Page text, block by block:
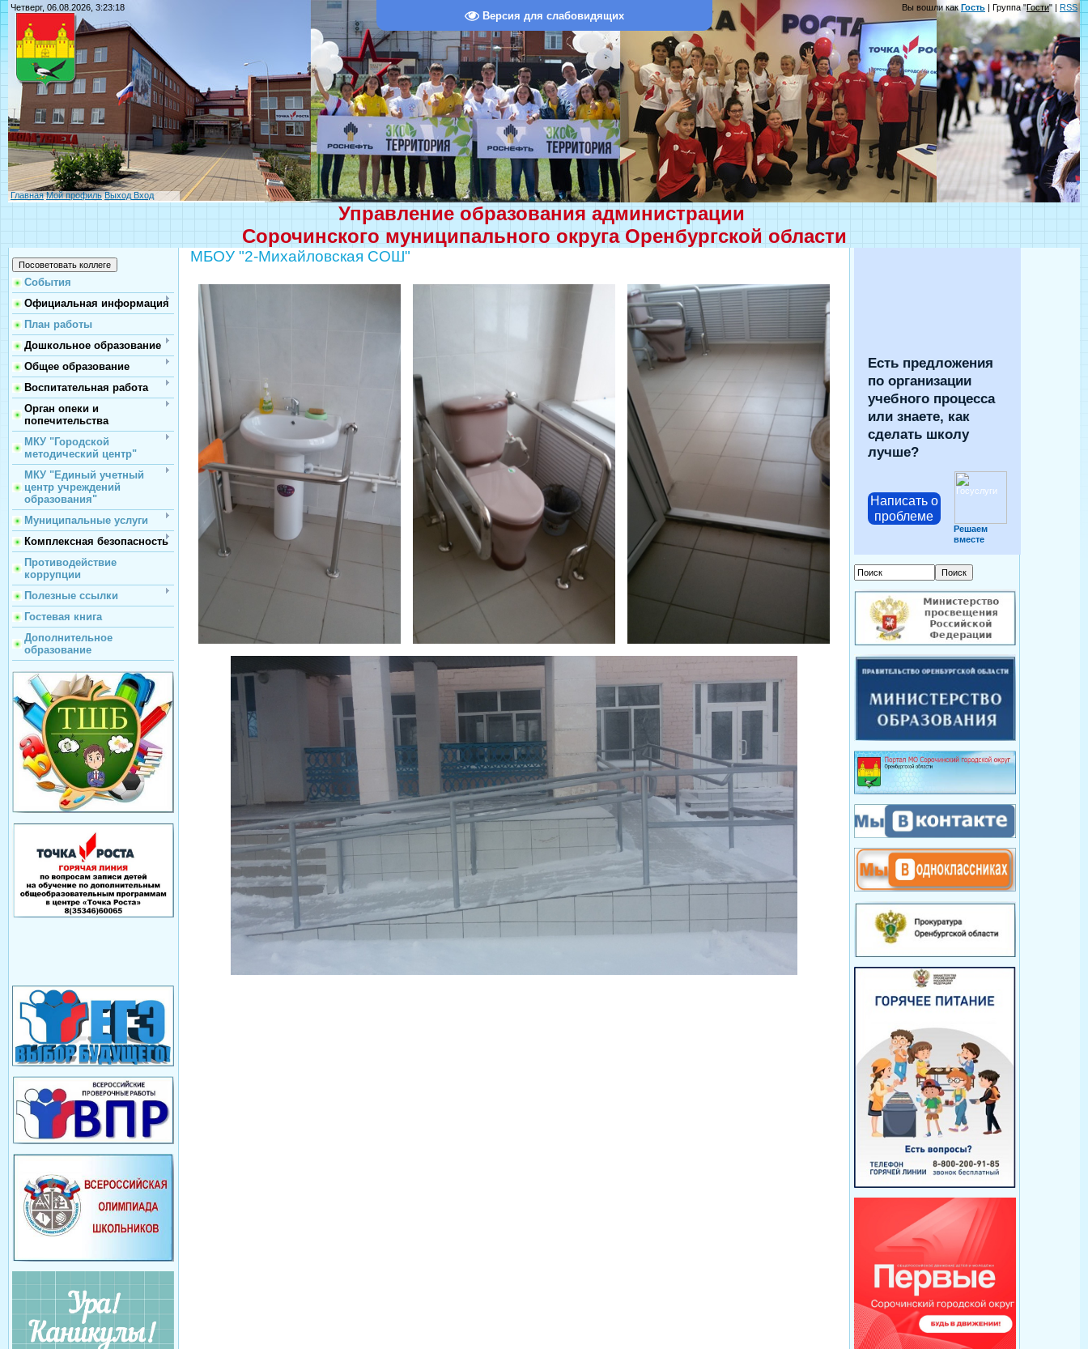
Версия для слабовидящих
Четверг, 06.08.2026, 3:23:18 Вы вошли какГость | Группа "Гости" | RSS
Главная Мой профиль Выход Вход
Управление образования администрации
Сорочинского муниципального округа Оренбургской области
События
Официальная информация
План работы
Дошкольное образование
Общее образование
Воспитательная работа
Орган опеки и
попечительства
МКУ "Городской
методический центр"
МКУ "Единый учетный
центр учреждений
образования"
Муниципальные услуги
Комплексная безопасность
Противодействие
коррупции
Полезные ссылки
Гостевая книга
Дополнительное
образование
МБОУ "2-Михайловская СОШ"
Есть предложения
по организации
учебного процесса
или знаете, как
сделать школу
лучше?
Написать о
проблеме
Решаем
вместе